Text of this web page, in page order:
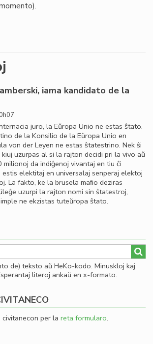
iama kandidato de la
juro, la Eŭropa Unio ne estas ŝtato.
de la Konsilio de la Eŭropa Unio en
von der Leyen ne estas ŝtatestrino. Nek ŝi
uzurpas al si la rajton decidi pri la vivo aŭ
da indiĝenoj vivantaj en tiu ĉi
elektitaj en universalaj senperaj elektoj
La fakto, ke la brusela maﬁo deziras
uzurpi la rajton nomi sin ŝtatestroj,
ne ekzistas tuteŭropa ŝtato.
de) teksto aŭ HeKo-kodo. Minuskloj kaj
literoj ankaŭ en x-formato.
per la reta formularo.